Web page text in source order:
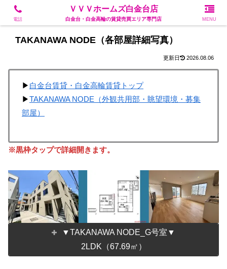
TAKANAWA NODE（各部屋詳細写真）
2026.08.06
▶ 白金台賃貸・白金高輪賃貸トップ
▶TAKANAWA NODE（外観共用部・眺望環境・募集
部屋）
※黒枠タップで詳細開きます。
▼TAKANAWA NODE_G号室▼
2LDK（67.69㎡）
電話
ＶＶＶホームズ白金台店
白金台・白金高輪の賃貸売買エリア専門店 MENU